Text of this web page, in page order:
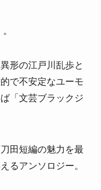
形の江戸川乱歩と
で不安定なユーモ
「文芸ブラックジ
田短編の魅力を最
るアンソロジー。